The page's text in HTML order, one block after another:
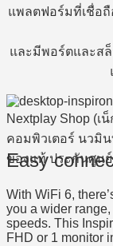
แพลตฟอร์มที่เชื่อถื
และมีพอร์ตและส
Easy
With WiFi 6,
you a wider
speeds. This
FHD or 1 monitor